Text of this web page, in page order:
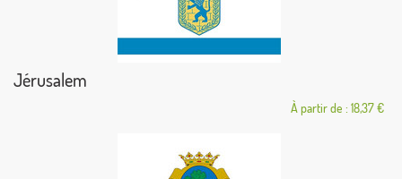
Jérusalem
À partir de : 18,37 €